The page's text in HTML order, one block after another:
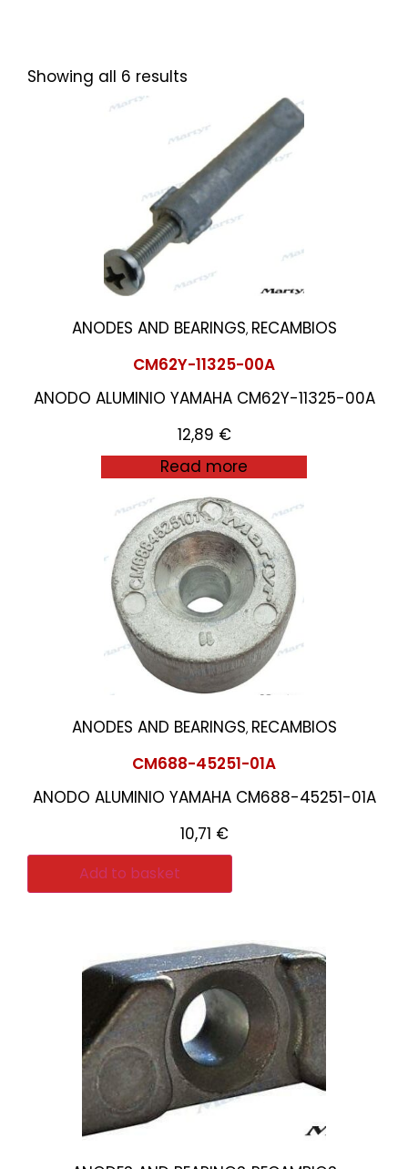
Showing all 6 results
ANODES AND BEARINGS, RECAMBIOS
CM62Y-11325-00A
ANODO ALUMINIO YAMAHA CM62Y-11325-00A
12,89 €
Read more
ANODES AND BEARINGS, RECAMBIOS
CM688-45251-01A
ANODO ALUMINIO YAMAHA CM688-45251-01A
10,71 €
Add to basket